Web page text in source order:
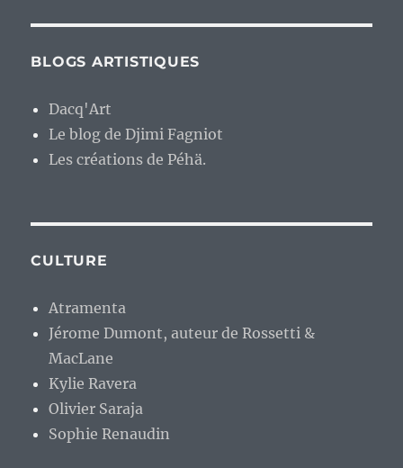
BLOGS ARTISTIQUES
Dacq'Art
Le blog de Djimi Fagniot
Les créations de Péhä.
CULTURE
Atramenta
Jérome Dumont, auteur de Rossetti &
MacLane
Kylie Ravera
Olivier Saraja
Sophie Renaudin